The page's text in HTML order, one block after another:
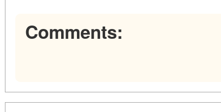
Comments: